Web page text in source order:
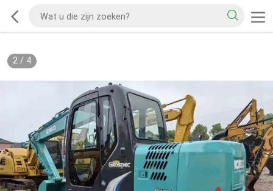
2/ 4